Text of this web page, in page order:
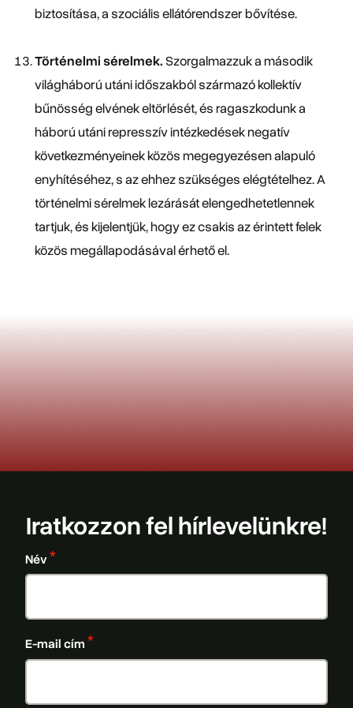
biztosítása, a szociális ellátórendszer bővítése.
Történelmi sérelmek.Szorgalmazzuk a második
világháború utáni időszakból származó kollektív
bűnösség elvének eltörlését, és ragaszkodunk a
háború utáni represszív intézkedések negatív
következményeinek közös megegyezésen alapuló
enyhítéséhez, s az ehhez szükséges elégtételhez. A
történelmi sérelmek lezárását elengedhetetlennek
tartjuk, és kijelentjük, hogy ez csakis az érintett felek
közös megállapodásával érhető el.
Iratkozzon fel hírlevelünkre!
Név
E-mail cím